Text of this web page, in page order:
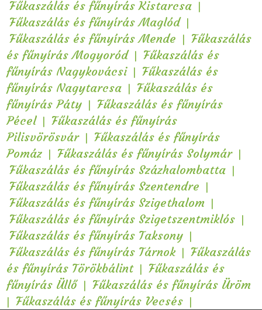
Fűkaszálás és fűnyírás Kistarcsa |
Fűkaszálás és fűnyírás Maglód |
Fűkaszálás és fűnyírás Mende | Fűkaszálás
és fűnyírás Mogyoród | Fűkaszálás és
fűnyírás Nagykovácsi | Fűkaszálás és
fűnyírás Nagytarcsa | Fűkaszálás és
fűnyírás Páty | Fűkaszálás és fűnyírás
Pécel | Fűkaszálás és fűnyírás
Pilisvörösvár | Fűkaszálás és fűnyírás
Pomáz | Fűkaszálás és fűnyírás Solymár |
Fűkaszálás és fűnyírás Százhalombatta |
Fűkaszálás és fűnyírás Szentendre |
Fűkaszálás és fűnyírás Szigethalom |
Fűkaszálás és fűnyírás Szigetszentmiklós |
Fűkaszálás és fűnyírás Taksony |
Fűkaszálás és fűnyírás Tárnok | Fűkaszálás
és fűnyírás Törökbálint | Fűkaszálás és
fűnyírás Üllő | Fűkaszálás és fűnyírás Üröm
| Fűkaszálás és fűnyírás Vecsés |